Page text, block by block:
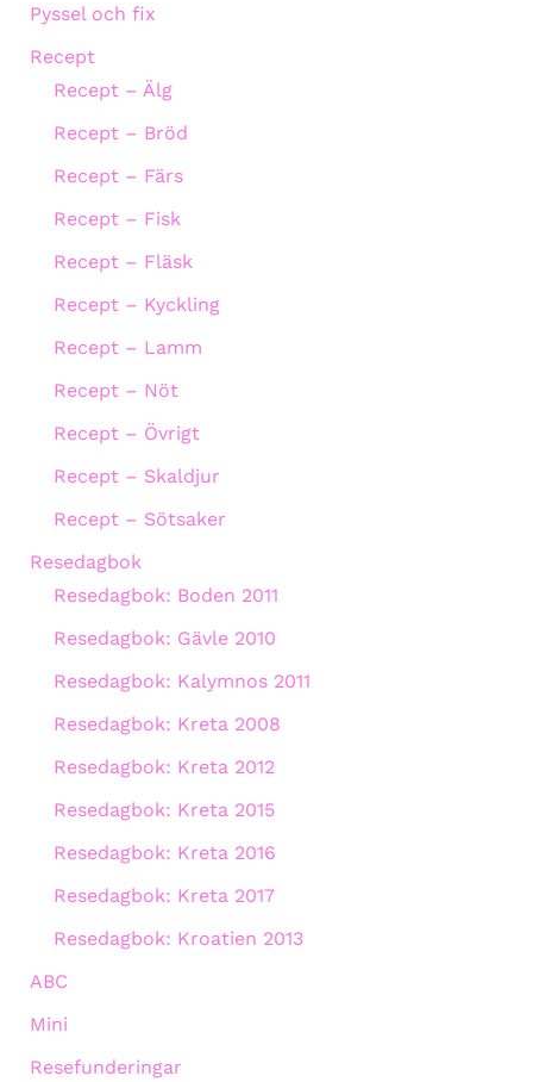
Pyssel och fix
Recept
Recept – Älg
Recept – Bröd
Recept – Färs
Recept – Fisk
Recept – Fläsk
Recept – Kyckling
Recept – Lamm
Recept – Nöt
Recept – Övrigt
Recept – Skaldjur
Recept – Sötsaker
Resedagbok
Resedagbok: Boden 2011
Resedagbok: Gävle 2010
Resedagbok: Kalymnos 2011
Resedagbok: Kreta 2008
Resedagbok: Kreta 2012
Resedagbok: Kreta 2015
Resedagbok: Kreta 2016
Resedagbok: Kreta 2017
Resedagbok: Kroatien 2013
ABC
Mini
Resefunderingar